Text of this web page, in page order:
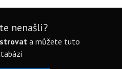
nenašli?
a můžete tuto